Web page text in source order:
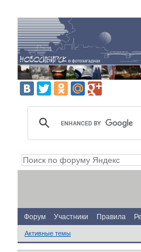
Форум Участники Правила
Активные темы